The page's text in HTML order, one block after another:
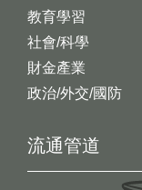
教育學習
社會/科學
財金產業
政治/外交/國防
流通管道